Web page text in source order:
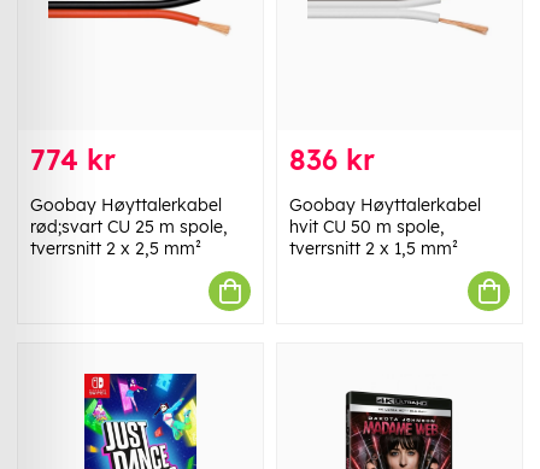
774 kr
Goobay Høyttalerkabel
rød;svart CU 25 m spole,
tverrsnitt 2 x 2,5 mm²
836 kr
Goobay Høyttalerkabel
hvit CU 50 m spole,
tverrsnitt 2 x 1,5 mm²